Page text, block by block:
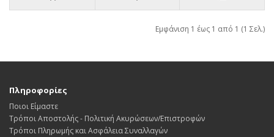
Εμφάνιση 1 έως 1 από 1 (1 Σελ.)
Πληροφορίες
Ποιοι Είμαστε
Τρόποι Αποστολής - Πολιτική Ακυρώσεων/Επιστροφών
Τρόποι Πληρωμής και Ασφάλεια Συναλλαγών